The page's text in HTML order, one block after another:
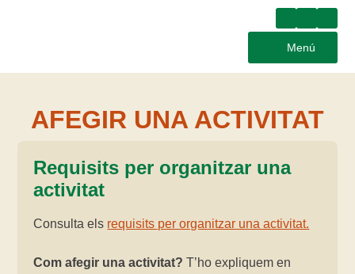
Menú
AFEGIR UNA ACTIVITAT
Requisits per organitzar una
activitat
Consulta els requisits per organitzar una activitat.
Com afegir una activitat? T’ho expliquem en